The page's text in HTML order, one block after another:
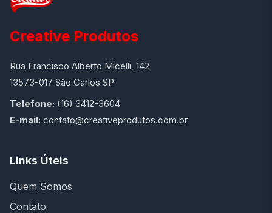
Creative Produtos
Rua Francisco Alberto Micelli, 142
13573-017 São Carlos SP
Telefone: (16) 3412-3604
E-mail: contato@creativeprodutos.com.br
Links Úteis
Quem Somos
Contato